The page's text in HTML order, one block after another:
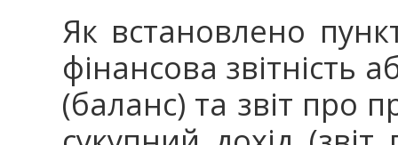
Як встановлено
фінансова звітність
(баланс) та звіт про